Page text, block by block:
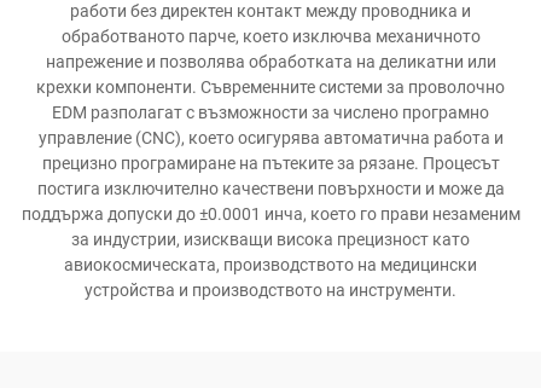
работи без директен контакт между проводника и
обработваното парче, което изключва механичното
напрежение и позволява обработката на деликатни или
крехки компоненти. Съвременните системи за проволочно
EDM разполагат с възможности за числено програмно
управление (CNC), което осигурява автоматична работа и
прецизно програмиране на пътеките за рязане. Процесът
постига изключително качествени повърхности и може да
поддържа допуски до ±0.0001 инча, което го прави незаменим
за индустрии, изискващи висока прецизност като
авиокосмическата, производството на медицински
устройства и производството на инструменти.